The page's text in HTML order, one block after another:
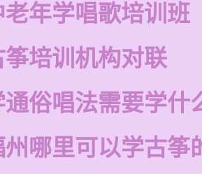
老年学唱歌培训班
筝培训机构对联
通俗唱法需要学什
州哪里可以学古筝